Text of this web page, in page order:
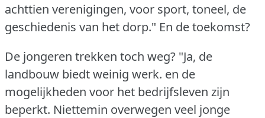
achttien verenigingen, voor sport, toneel, de
geschiedenis van het dorp." En de toekomst?
De jongeren trekken toch weg? "Ja, de
landbouw biedt weinig werk. en de
mogelijkheden voor het bedrijfsleven zijn
beperkt. Niettemin overwegen veel jonge